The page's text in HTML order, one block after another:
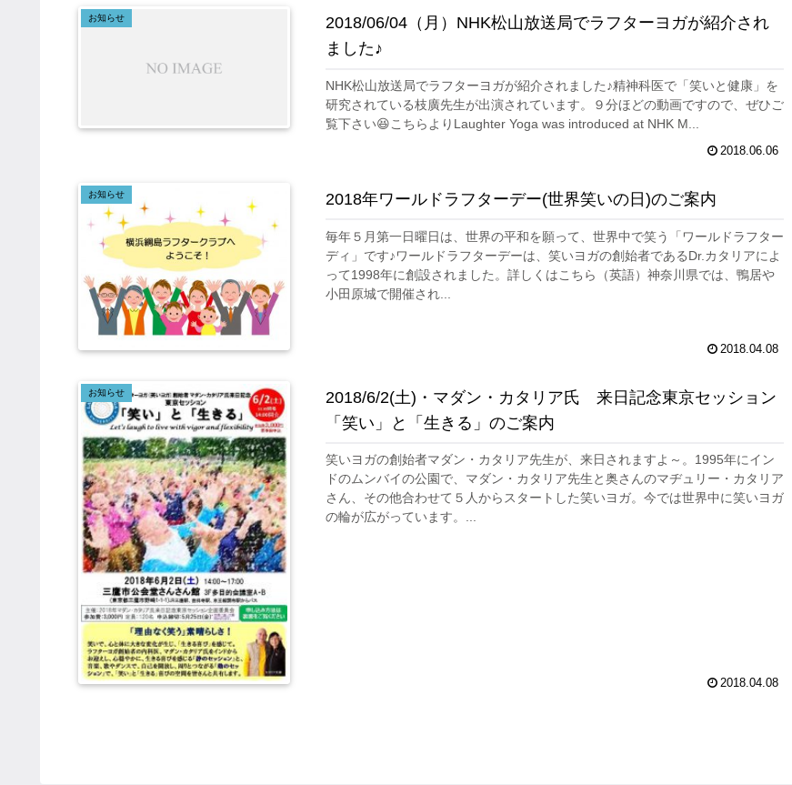
お知らせ
2018/06/04（月）NHK松山放送局でラフターヨガが紹介され
ました♪
NHK松山放送局でラフターヨガが紹介されました♪精神科医で「笑いと健康」を
研究されている枝廣先生が出演されています。９分ほどの動画ですので、ぜひご
覧下さい😆こちらよりLaughter Yoga was introduced at NHK M...
2018.06.06
お知らせ 2018年ワールドラフターデー(世界笑いの日)のご案内
毎年５月第一日曜日は、世界の平和を願って、世界中で笑う「ワールドラフター
ディ」です♪ワールドラフターデーは、笑いヨガの創始者であるDr.カタリアによ
って1998年に創設されました。詳しくはこちら（英語）神奈川県では、鴨居や
小田原城で開催され...
2018.04.08
お知らせ
2018/6/2(土)・マダン・カタリア氏 来日記念東京セッション
「笑い」と「生きる」のご案内
笑いヨガの創始者マダン・カタリア先生が、来日されますよ～。1995年にイン
ドのムンバイの公園で、マダン・カタリア先生と奥さんのマヂュリー・カタリア
さん、その他合わせて５人からスタートした笑いヨガ。今では世界中に笑いヨガ
の輪が広がっています。...
2018.04.08